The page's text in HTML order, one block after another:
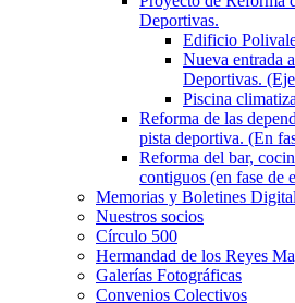
Deportivas.
Edificio
Nueva entrada
Deportivas.
Piscina
Reforma de las
pista deportiva. (En
Reforma del bar,
contiguos (en fase de
Memorias y Boletines
Nuestros socios
Círculo 500
Hermandad de los Reyes
Galerías Fotográficas
Convenios Colectivos